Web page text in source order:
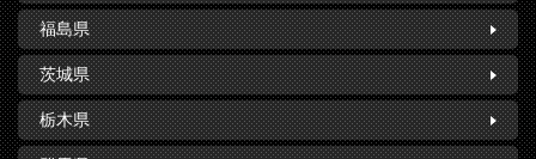
福島県
茨城県
栃木県